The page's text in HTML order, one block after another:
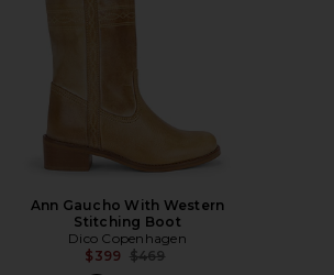
Ann Gaucho With Western
Stitching Boot
Dico Copenhagen
$399 Previous price:
$469